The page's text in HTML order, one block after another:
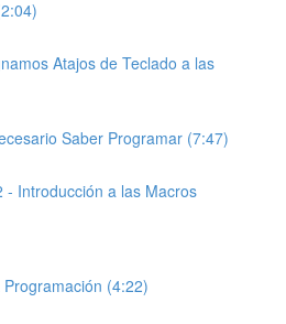
Atajos de Teclado a las
Saber Programar (7:47)
- Introducción a las Macros
(4:22)